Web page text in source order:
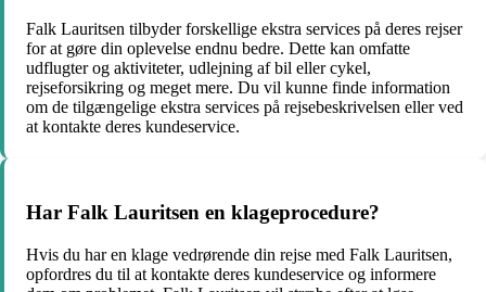
Falk Lauritsen tilbyder forskellige ekstra services på deres rejser
for at gøre din oplevelse endnu bedre. Dette kan omfatte
udflugter og aktiviteter, udlejning af bil eller cykel,
rejseforsikring og meget mere. Du vil kunne finde information
om de tilgængelige ekstra services på rejsebeskrivelsen eller ved
at kontakte deres kundeservice.
Har Falk Lauritsen en klageprocedure?
Hvis du har en klage vedrørende din rejse med Falk Lauritsen,
opfordres du til at kontakte deres kundeservice og informere